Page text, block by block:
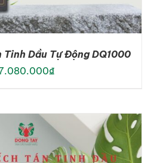
DETAILS
Tinh Dầu Tự Động DQ1000
₫